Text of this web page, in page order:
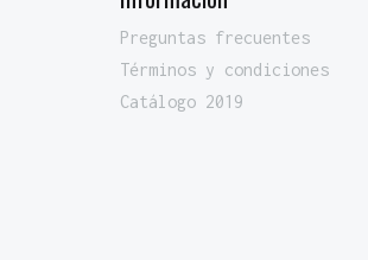
Preguntas frecuentes
Términos y condiciones
Catálogo 2019